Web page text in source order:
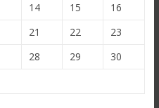
14 15
16
21 22
23
28 29
30